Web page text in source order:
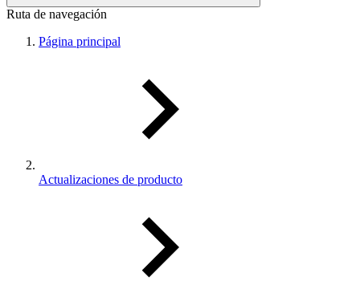
Ruta de navegación
Página principal
Actualizaciones de producto